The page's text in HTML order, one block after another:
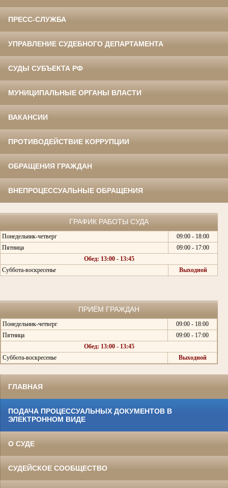
ПРЕСС-СЛУЖБА
УПРАВЛЕНИЕ СУДЕБНОГО ДЕПАРТАМЕНТА
СУДЫ СУБЪЕКТА РФ
МУНИЦИПАЛЬНЫЕ ОРГАНЫ ВЛАСТИ
ВАКАНСИИ
ПРОТИВОДЕЙСТВИЕ КОРРУПЦИИ
ОБРАЩЕНИЯ ГРАЖДАН
ВНЕПРОЦЕССУАЛЬНЫЕ ОБРАЩЕНИЯ
ГРАФИК РАБОТЫ СУДА
Понедельник-четверг
09:00 - 18:00
Пятница
09:00 - 17:00
Обед: 13:00 - 13:45
Суббота-воскресенье
Выходной
ПРИЁМ ГРАЖДАН
Понедельник-четверг
09:00 - 18:00
Пятница
09:00 - 17:00
Обед: 13:00 - 13:45
Суббота-воскресенье
Выходной
ГЛАВНАЯ
ПОДАЧА ПРОЦЕССУАЛЬНЫХ ДОКУМЕНТОВ В
ЭЛЕКТРОННОМ ВИДЕ
О СУДЕ
СУДЕЙСКОЕ СООБЩЕСТВО